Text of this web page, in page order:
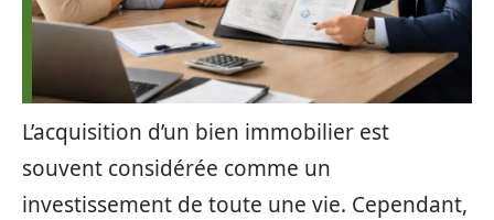
L’acquisition d’un bien immobilier est
souvent considérée comme un
investissement de toute une vie. Cependant,